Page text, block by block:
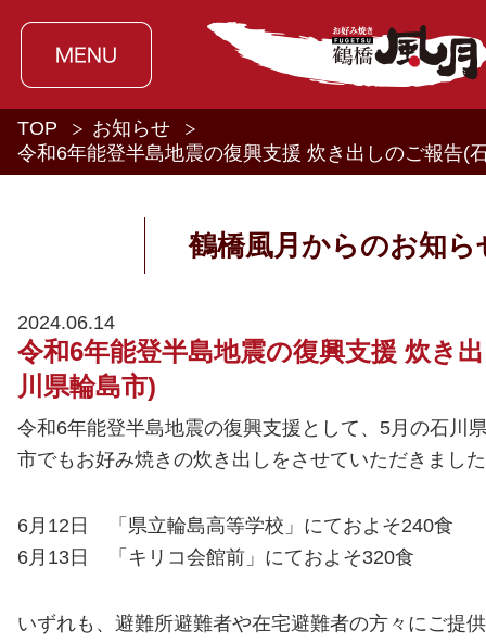
TOP
お知らせ
令和6年能登半島地震の復興支援 炊き出しのご報告(
鶴橋風月からのお知ら
2024.06.14
令和6年能登半島地震の復興支援 炊き
川県輪島市)
令和6年能登半島地震の復興支援として、5月の石川
市でもお好み焼きの炊き出しをさせていただきまし
6月12日 「県立輪島高等学校」にておよそ240食
6月13日 「キリコ会館前」にておよそ320食
いずれも、避難所避難者や在宅避難者の方々にご提